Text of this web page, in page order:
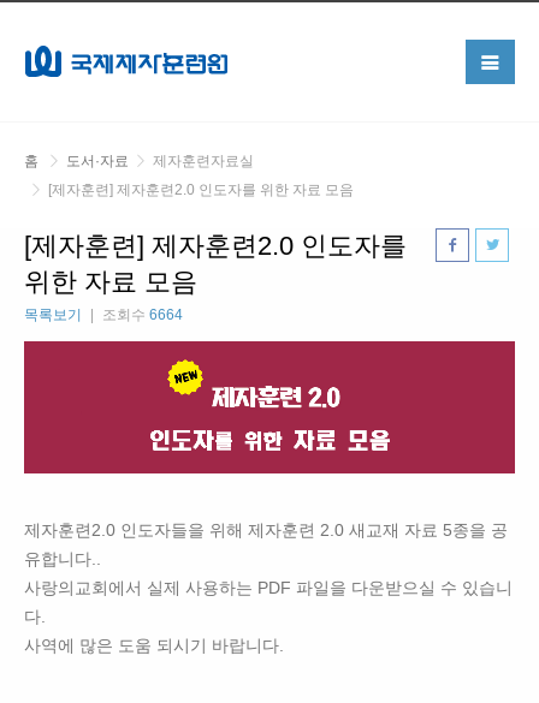
홈 도서·자료
제자훈련자료실
[제자훈련] 제자훈련2.0 인도자를 위한 자료 모음
[제자훈련] 제자훈련2.0 인도자를
위한 자료 모음
목록보기 조회수 6664
제자훈련2.0 인도자들을 위해 제자훈련 2.0 새교재 자료 5종을 공
유합니다..
사랑의교회에서 실제 사용하는 PDF 파일을 다운받으실 수 있습니
다.
사역에 많은 도움 되시기 바랍니다.